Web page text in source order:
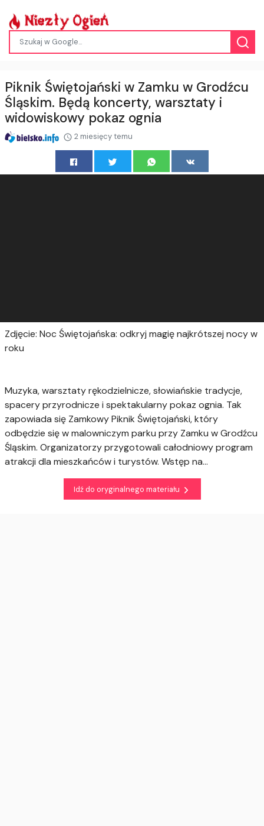
Piknik Świętojański w Zamku w Grodźcu
Śląskim. Będą koncerty, warsztaty i
widowiskowy pokaz ognia
2 miesięcy temu
Zdjęcie: Noc Świętojańska: odkryj magię najkrótszej nocy w
roku
Muzyka, warsztaty rękodzielnicze, słowiańskie tradycje,
spacery przyrodnicze i spektakularny pokaz ognia. Tak
zapowiada się Zamkowy Piknik Świętojański, który
odbędzie się w malowniczym parku przy Zamku w Grodźcu
Śląskim. Organizatorzy przygotowali całodniowy program
atrakcji dla mieszkańców i turystów. Wstęp na...
Idź do oryginalnego materiału